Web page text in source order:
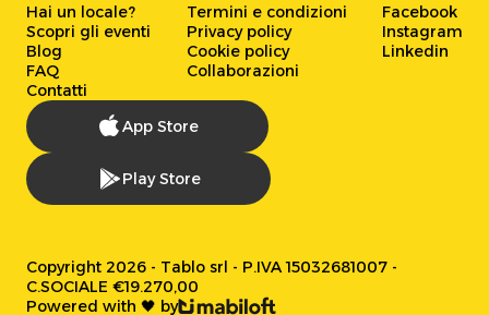
Hai un locale?
Scopri gli eventi
Blog
FAQ
Contatti
Termini e condizioni
Privacy policy
Cookie policy
Collaborazioni
Facebook
Instagram
Linkedin
App Store
Play Store
Copyright 2026 - Tablo srl - P.IVA 15032681007 -
C.SOCIALE €19.270,00
Powered with 🖤 by